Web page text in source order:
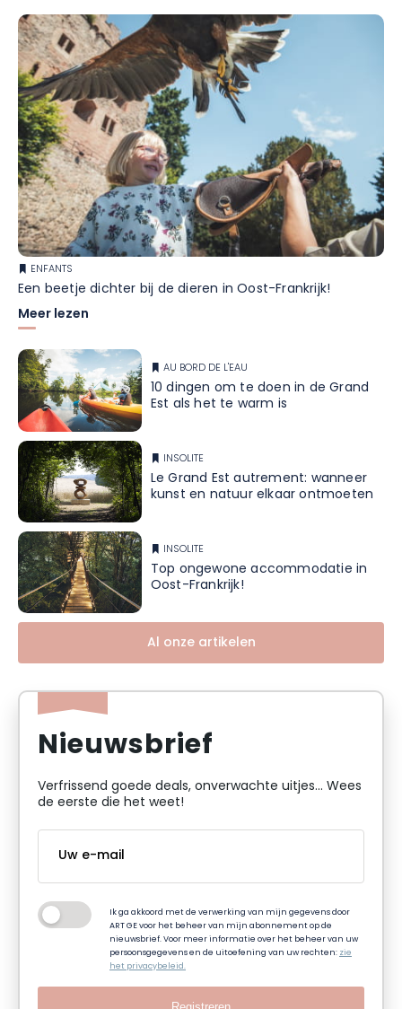
ENFANTS
Een beetje dichter bij de dieren in Oost-Frankrijk!
Meer lezen
AU BORD DE L'EAU
10 dingen om te doen in de Grand
Est als het te warm is
INSOLITE
Le Grand Est autrement: wanneer
kunst en natuur elkaar ontmoeten
INSOLITE
Top ongewone accommodatie in
Oost-Frankrijk!
Al onze artikelen
Nieuwsbrief
Verfrissend goede deals, onverwachte uitjes... Wees
de eerste die het weet!
Ik ga akkoord met de verwerking van mijn gegevens door
ART GE voor het beheer van mijn abonnement op de
nieuwsbrief. Voor meer informatie over het beheer van uw
persoonsgegevens en de uitoefening van uw rechten:zie
het privacybeleid.